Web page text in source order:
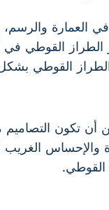
العمارة
الطراز
القوطي
التصاميم
والإحساس
القوطي.